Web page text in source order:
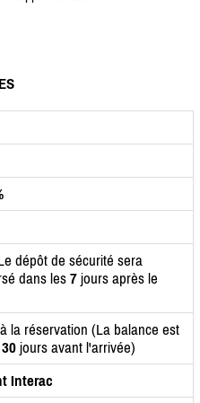
dépôt de sécurité sera
dans les 7 jours après le
la réservation (La balance est
30 jours avant l'arrivée)
Interac